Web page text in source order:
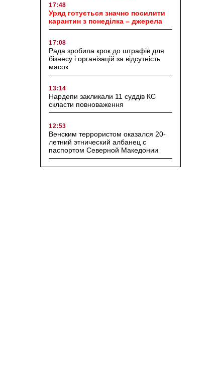
17:48
Уряд готується значно посилити
карантин з понеділка – джерела
17:08
Рада зробила крок до штрафів для
бізнесу і організацій за відсутність
масок
13:14
Нардепи закликали 11 суддів КС
скласти повноваження
12:53
Венским террористом оказался 20-
летний этнический албанец с
паспортом Северной Македонии